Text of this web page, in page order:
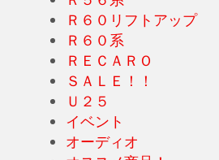
Ｒ６０リフトアップ
Ｒ６０系
ＲＥＣＡＲＯ
ＳＡＬＥ！！
Ｕ２５
イベント
オーディオ